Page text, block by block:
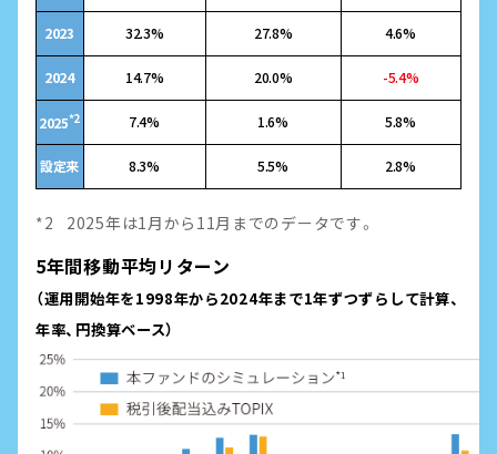
2023
2024
2025*2
設定来
32.3%
14.7%
7.4%
8.3%
27.8%
20.0%
1.6%
5.5%
4.6%
-5.4%
5.8%
2.8%
2025年は1月から11月までのデータです。
5年間移動平均リターン
（運用開始年を1998年から2024年まで1年ずつずらして計算、
年率、円換算ベース）